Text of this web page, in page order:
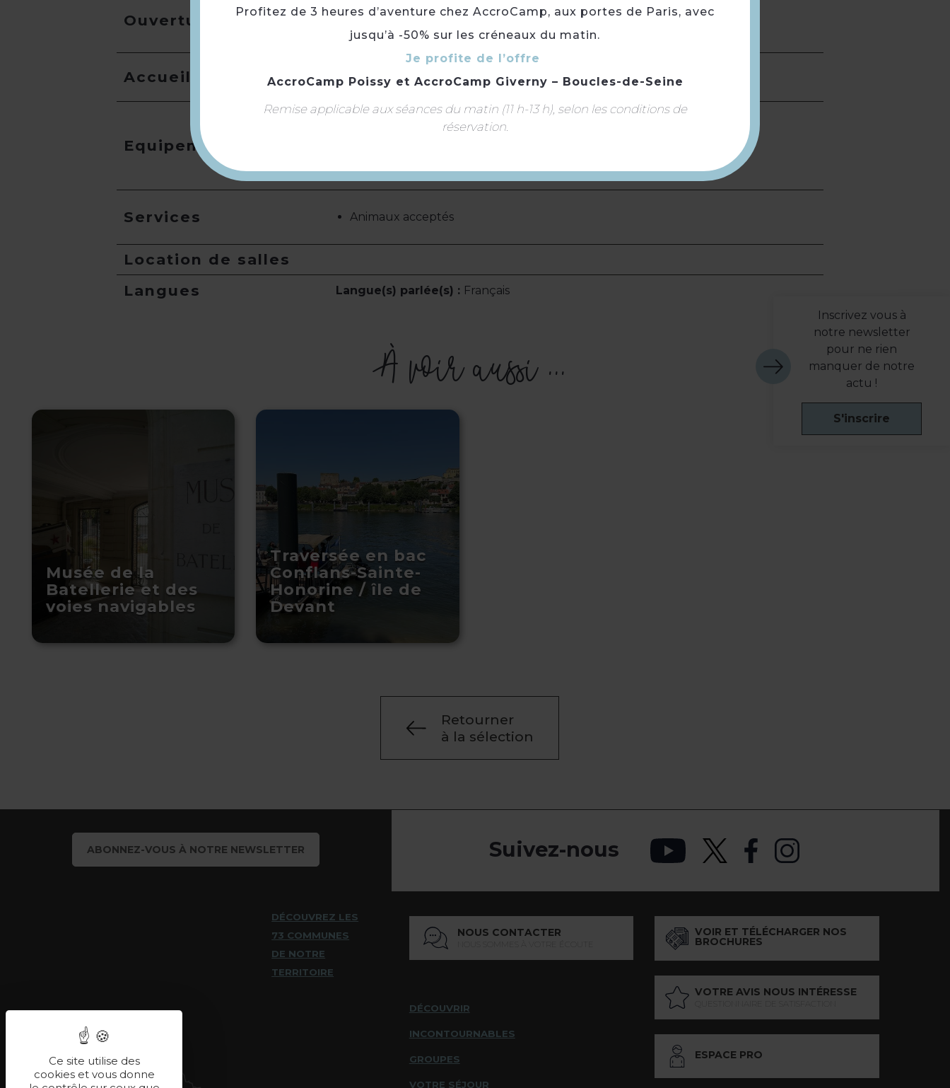
Ouverture
Toute l'année tous les jours.
De 9h00 à Minuit.
Accueil Animaux acceptés :Oui sans supplément
Equipement
Services Animaux acceptés
Location de salles
Langues
Langue(s) parlée(s) : Français
À voir aussi ...
Musée de la
Batellerie et des
voies navigables
Traversée en bac
Conflans-Sainte-
Honorine / île de
Devant
Retourner
à la sélection
Inscrivez vous à
notre newsletter
pour ne rien
manquer de notre
actu !
S'inscrire
ABONNEZ-VOUS À NOTRE NEWSLETTER
DÉCOUVREZ LES
73 COMMUNES
DE NOTRE
TERRITOIRE
Suivez-nous
NOUS CONTACTER
DÉCOUVRIR
INCONTOURNABLES
GROUPES
VOTRE SÉJOUR
VOIR ET TÉLÉCHARGER NOS
BROCHURES
VOTRE AVIS NOUS INTÉRESSE
ESPACE PRO
Profitez de 3 heures d’aventure chez AccroCamp, aux portes de Paris, avec
jusqu’à -50% sur les créneaux du matin.
Je profite de l’offre
AccroCamp Poissy et AccroCamp Giverny – Boucles-de-Seine
Remise applicable aux séances du matin (11 h-13 h), selon les conditions de
réservation.
Ce site utilise des
cookies et vous donne